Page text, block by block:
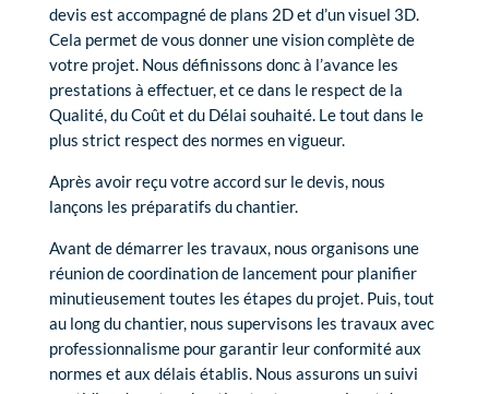
devis est accompagné de plans 2D et d’un visuel 3D.
Cela permet de vous donner une vision complète de
votre projet. Nous définissons donc à l’avance les
prestations à effectuer, et ce dans le respect de la
Qualité, du Coût et du Délai souhaité. Le tout dans le
plus strict respect des normes en vigueur.
Après avoir reçu votre accord sur le devis, nous
lançons les préparatifs du chantier.
Avant de démarrer les travaux, nous organisons une
réunion de coordination de lancement pour planifier
minutieusement toutes les étapes du projet. Puis, tout
au long du chantier, nous supervisons les travaux avec
professionnalisme pour garantir leur conformité aux
normes et aux délais établis. Nous assurons un suivi